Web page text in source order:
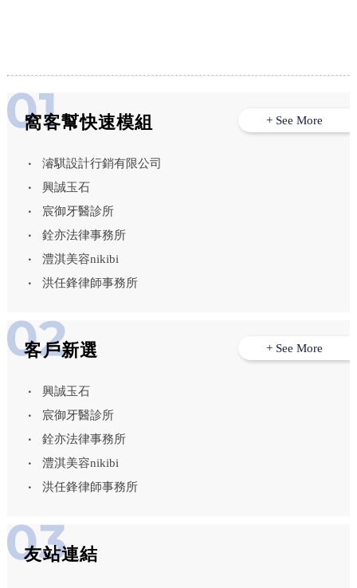
窩客幫快速模組
濬騏設計行銷有限公司
興誠玉石
宸御牙醫診所
銓亦法律事務所
澧淇美容nikibi
洪任鋒律師事務所
+ See More
客戶新選
興誠玉石
宸御牙醫診所
銓亦法律事務所
澧淇美容nikibi
洪任鋒律師事務所
+ See More
友站連結